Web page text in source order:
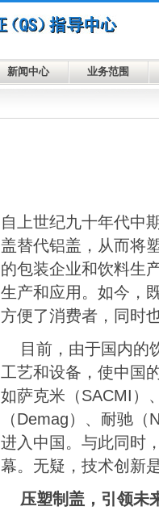
新闻中心 业务范围
自上世纪九十年代中
盖替代铝盖，从而将
的包装企业和饮料生
生产和应用。如今，
方便了消费者，同时
目前，由于国内的
工艺和设备，使中国
如萨克米（SACMI ）
（Demag）、耐驰（
进入中国。与此同时
幕。无疑，技术创新
压塑制盖，引领未